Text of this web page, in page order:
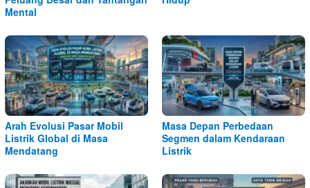
Mental
Arah Evolusi Pasar Mobil
Listrik Global di Masa
Mendatang
Masa Depan Perbedaan
Segmen dalam Kendaraan
Listrik